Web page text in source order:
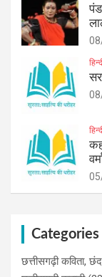
Categories
छत्तीसगढ़ी कविता,